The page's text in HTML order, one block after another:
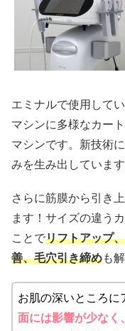
エミナルで使用して
マシンに多様なカー
マシンです。新技術
みを生み出しています
さらに筋膜から引き
ます！サイズの違う
ことでリフトアップ
善、毛穴引き締めも
お肌の深いところに
面には影響が少なく